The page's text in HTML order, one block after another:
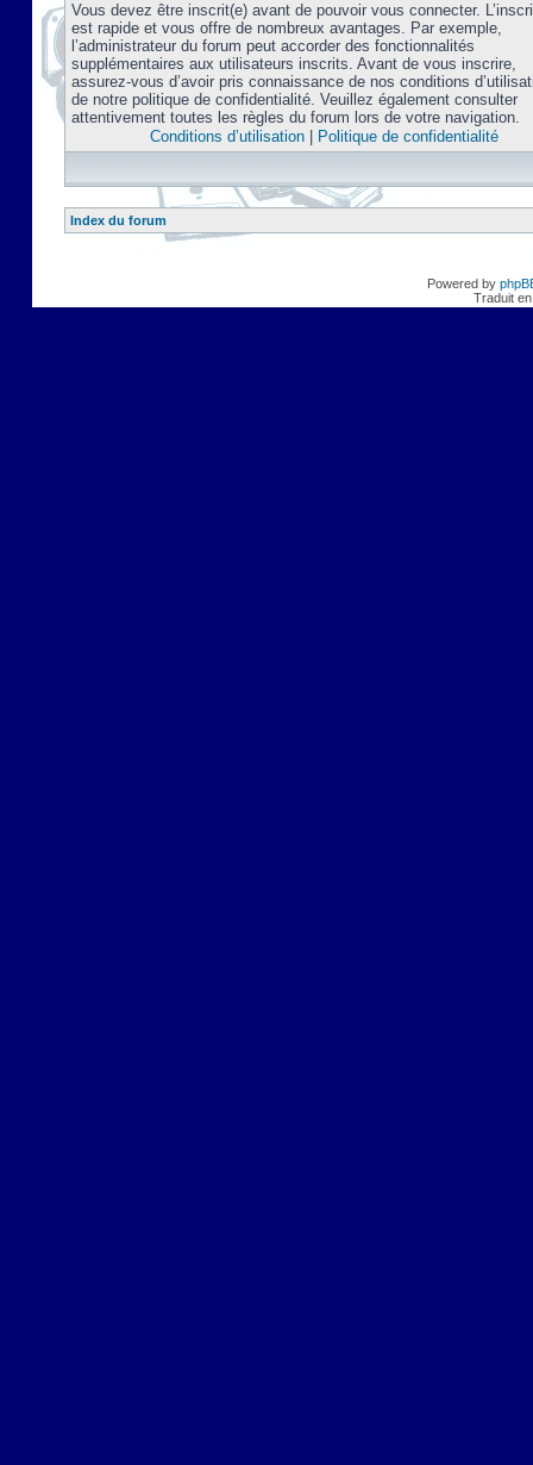
Vous devez être inscrit(e) avant de pouvoir vous connecter.
est rapide et vous offre de nombreux avantages. Par exemple,
l’administrateur du forum peut accorder des fonctionnalités
supplémentaires aux utilisateurs inscrits. Avant de vous inscrire,
assurez-vous d’avoir pris connaissance de nos conditions
de notre politique de confidentialité. Veuillez également consulter
attentivement toutes les règles du forum lors de votre navigation.
Conditions d’utilisation| Politique de confidentialité
Index du forum
Powered by
Traduit